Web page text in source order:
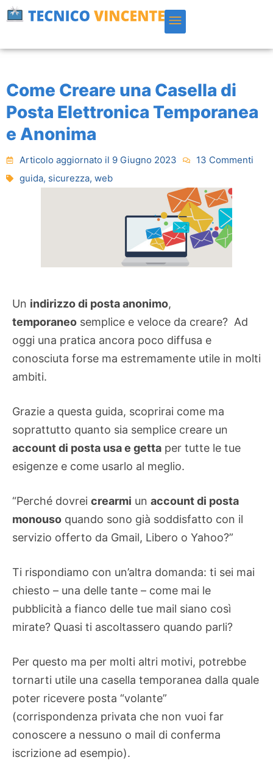
Come Creare una Casella di
Posta Elettronica Temporanea
e Anonima
Articolo aggiornato il 9 Giugno 2023
13 Commenti
guida, sicurezza, web
Un indirizzo di posta anonimo,
temporaneo semplice e veloce da creare? Ad
oggi una pratica ancora poco diffusa e
conosciuta forse ma estremamente utile in molti
ambiti.
Grazie a questa guida, scoprirai come ma
soprattutto quanto sia semplice creare un
account di posta usa e getta per tutte le tue
esigenze e come usarlo al meglio.
“Perché dovrei crearmi un account di posta
monouso quando sono già soddisfatto con il
servizio offerto da Gmail, Libero o Yahoo?”
Ti rispondiamo con un’altra domanda: ti sei mai
chiesto – una delle tante – come mai le
pubblicità a fianco delle tue mail siano così
mirate? Quasi ti ascoltassero quando parli?
Per questo ma per molti altri motivi, potrebbe
tornarti utile una casella temporanea dalla quale
poter ricevere posta “volante”
(corrispondenza privata che non vuoi far
conoscere a nessuno o mail di conferma
iscrizione ad esempio).